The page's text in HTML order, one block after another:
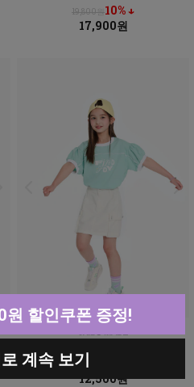
19,800원10% ↓
17,900원
24,900원
12,500원
할인쿠폰 증정!
계속 보기